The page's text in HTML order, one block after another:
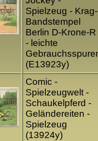
Spielzeug - Krag-
Bandstempel
Berlin D-Krone-R
- leichte
(E13923y)
Comic -
Spielzeugwelt -
Schaukelpferd -
Geländereiten -
Spielzeug
(13924y)